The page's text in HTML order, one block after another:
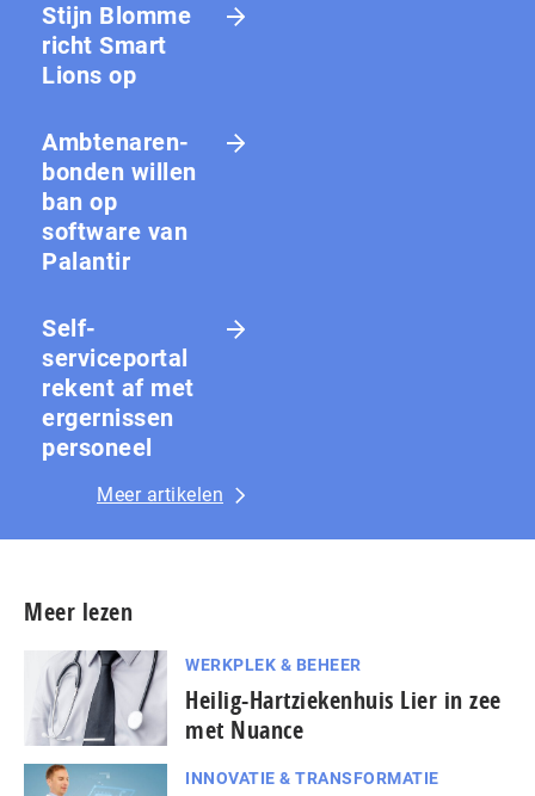
Stijn Blomme
richt Smart
Lions op
Amb­te­na­ren­
bon­den willen
ban op
software van
Palantir
Self-
serviceportal
rekent af met
ergernissen
personeel
Meer artikelen
Meer lezen
WERKPLEK & BEHEER
Heilig-Hartziekenhuis Lier in zee
met Nuance
INNOVATIE & TRANSFORMATIE